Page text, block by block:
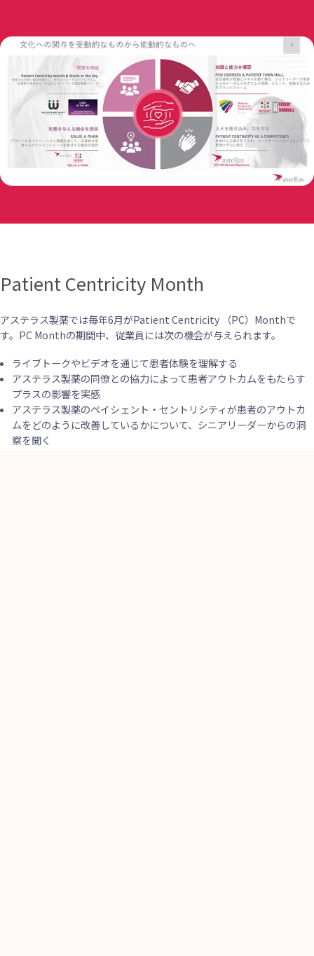
Patient Centricity Month
アステラス製薬では毎年6月がPatient Centricity （PC）Monthで
す。PC Monthの期間中、従業員には次の機会が与えられます。
ライブトークやビデオを通じて患者体験を理解する
アステラス製薬の同僚との協力によって患者アウトカムをもたらす
プラスの影響を実感
アステラス製薬のペイシェント・セントリシティが患者のアウトカ
ムをどのように改善しているかについて、シニアリーダーからの洞
察を聞く